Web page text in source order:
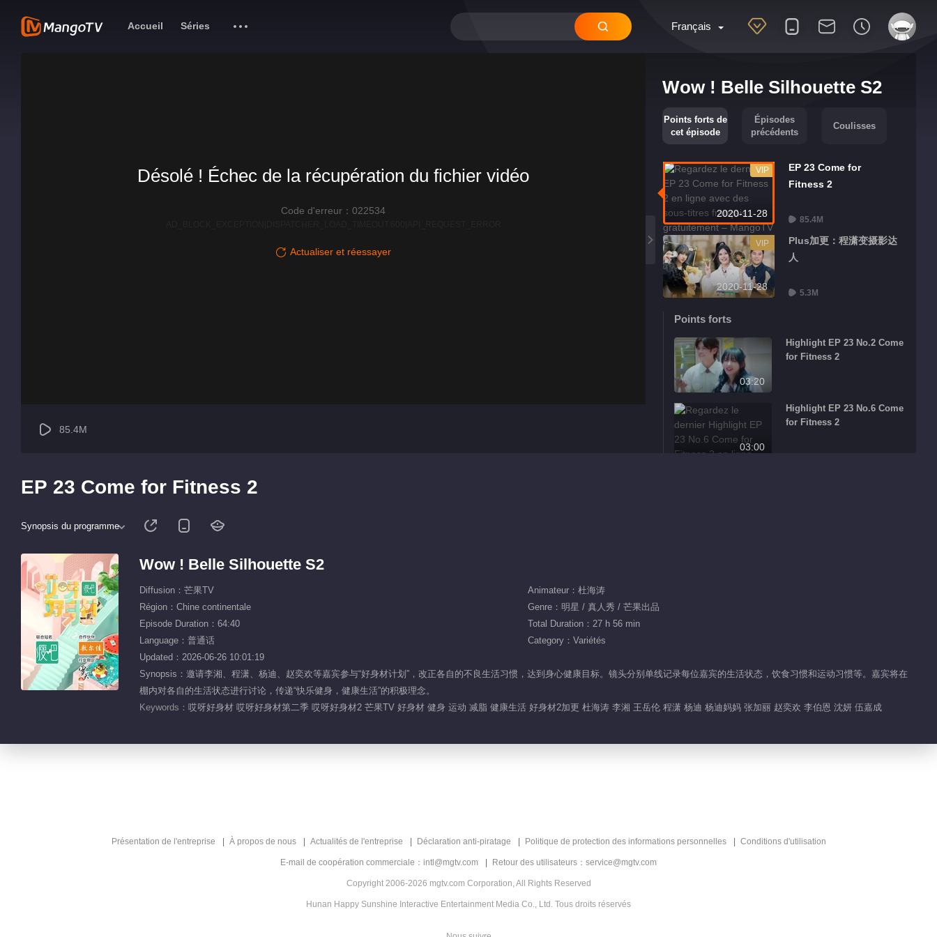
Français
Accueil Séries
Wow ! Belle Silhouette S2
Points forts de
cet épisode
Épisodes
précédents
Coulisses
2020-11-28
VIP
EP 23 Come for
Fitness 2
85.4M
2020-11-28
VIP
Plus加更：程潇变摄影达
人
5.3M
Points forts
03:20
Highlight EP 23 No.2 Come
for Fitness 2
03:00
Highlight EP 23 No.6 Come
for Fitness 2
02:00
Highlight EP 23 No.3 Come
02:00
Désolé ! Échec de la récupération du fichier vidéo
Code d'erreur：022534
Actualiser et réessayer
85.4M
EP 23 Come for Fitness 2
Synopsis du programme
Wow ! Belle Silhouette S2
Diffusion：芒果TV
Animateur：杜海涛
Région：Chine continentale
Genre：明星 / 真人秀 / 芒果出品
Episode Duration：64:40
Total Duration：27 h 56 min
Language：普通话
Category：Variétés
Updated：2026-06-26 10:01:19
Synopsis：邀请李湘、程潇、杨迪、赵奕欢等嘉宾参与“好身材计划”，改正各自的不良生活习惯，达到身心健康目标。镜头分别单线记录每位嘉宾的生活状态，饮食习惯和运动习惯等。嘉宾将在
棚内对各自的生活状态进行讨论，传递“快乐健身，健康生活”的积极理念。
Keywords： 哎呀好身材 哎呀好身材第二季 哎呀好身材2 芒果TV 好身材 健身 运动 减脂 健康生活 好身材2加更 杜海涛 李湘 王岳伦 程潇 杨迪 杨迪妈妈 张加丽 赵奕欢 李伯恩 沈妍 伍嘉成
Présentation de l'entreprise À propos de nous Actualités de l'entreprise Déclaration anti-piratage Politique de protection des informations personnelles Conditions d'utilisation
E-mail de coopération commerciale：intl@mgtv.com Retour des utilisateurs：service@mgtv.com
Copyright 2006-2026 mgtv.com Corporation, All Rights Reserved
Hunan Happy Sunshine Interactive Entertainment Media Co., Ltd. Tous droits réservés